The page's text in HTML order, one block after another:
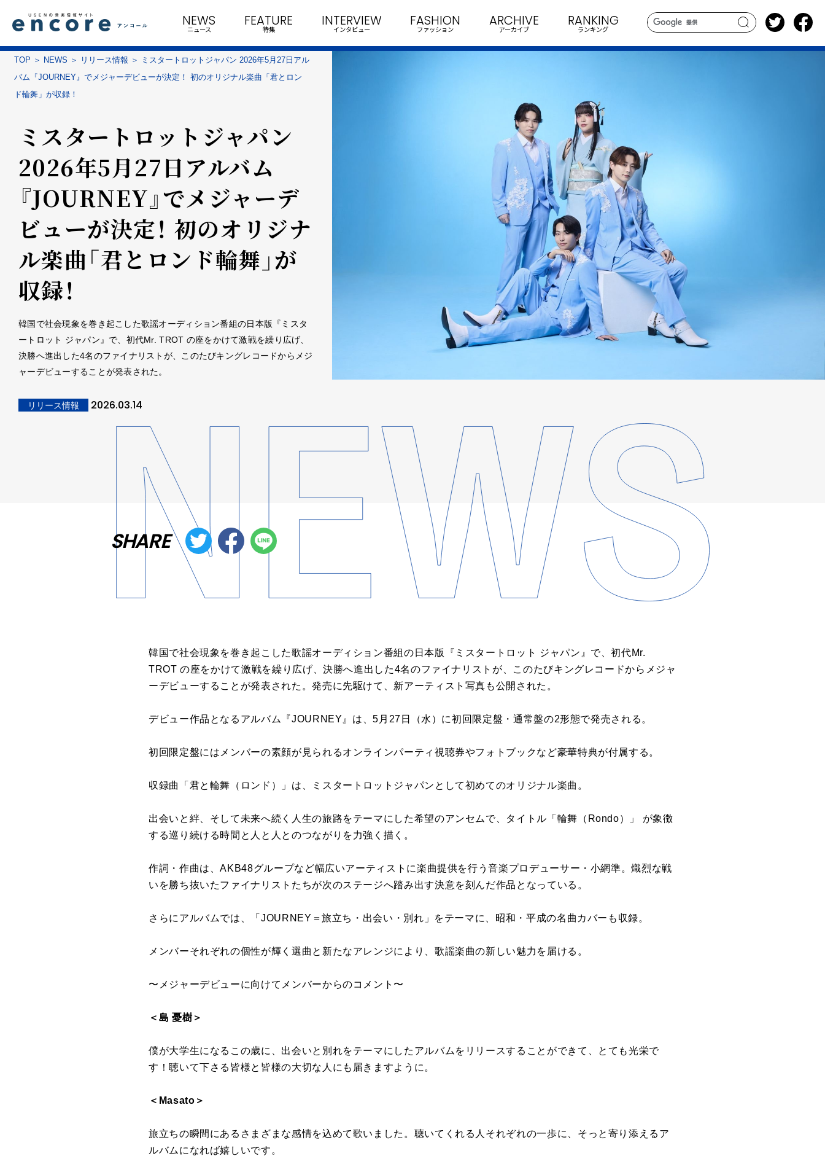
search
NEWS
ニュース
FEATURE
特集
INTERVIEW
インタビュー
FASHION
ファッション
ARCHIVE
アーカイブ
RANKING
ランキング
TOP NEWS リリース情報
ミスタートロットジャパン 2026年5月27日アル
バム『JOURNEY』でメジャーデビューが決定！ 初のオリジナル楽曲「君とロン
ド輪舞」が収録！
ミスタートロットジャパン
2026年5月27日アルバム
『JOURNEY』でメジャーデ
ビューが決定！ 初のオリジナ
ル楽曲「君とロンド輪舞」が
収録！
韓国で社会現象を巻き起こした歌謡オーディション番組の日本版『ミスタ
ートロット ジャパン』で、初代Mr. TROT の座をかけて激戦を繰り広げ、
決勝へ進出した4名のファイナリストが、このたびキングレコードからメジ
ャーデビューすることが発表された。
リリース情報 2026.03.14
SHARE
韓国で社会現象を巻き起こした歌謡オーディション番組の日本版『ミスタートロット ジャパン』で、初代Mr.
TROT の座をかけて激戦を繰り広げ、決勝へ進出した4名のファイナリストが、このたびキングレコードからメジャ
ーデビューすることが発表された。発売に先駆けて、新アーティスト写真も公開された。
デビュー作品となるアルバム『JOURNEY』は、5月27日（水）に初回限定盤・通常盤の2形態で発売される。
初回限定盤にはメンバーの素顔が見られるオンラインパーティ視聴券やフォトブックなど豪華特典が付属する。
収録曲「君と輪舞（ロンド）」は、ミスタートロットジャパンとして初めてのオリジナル楽曲。
出会いと絆、そして未来へ続く人生の旅路をテーマにした希望のアンセムで、タイトル「輪舞（Rondo）」 が象徴
する巡り続ける時間と人と人とのつながりを力強く描く。
作詞・作曲は、AKB48グループなど幅広いアーティストに楽曲提供を行う音楽プロデューサー・小網準。熾烈な戦
いを勝ち抜いたファイナリストたちが次のステージへ踏み出す決意を刻んだ作品となっている。
さらにアルバムでは、「JOURNEY＝旅立ち・出会い・別れ」をテーマに、昭和・平成の名曲カバーも収録。
メンバーそれぞれの個性が輝く選曲と新たなアレンジにより、歌謡楽曲の新しい魅力を届ける。
〜メジャーデビューに向けてメンバーからのコメント〜
＜島 憂樹＞
僕が大学生になるこの歳に、出会いと別れをテーマにしたアルバムをリリースすることができて、とても光栄で
す！聴いて下さる皆様と皆様の大切な人にも届きますように。
＜Masato＞
旅立ちの瞬間にあるさまざまな感情を込めて歌いました。聴いてくれる人それぞれの一歩に、そっと寄り添えるア
ルバムになれば嬉しいです。